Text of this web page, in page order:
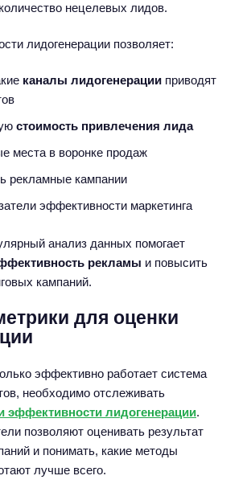
нецелевых лидов.
лидогенерации позволяет:
каналы лидогенерации приводят
стоимость привлечения лида
места в воронке продаж
рекламные кампании
эффективности маркетинга
анализ данных помогает
рекламы и повысить
кампаний.
для оценки
эффективно работает система
необходимо отслеживать
эффективности лидогенерации.
позволяют оценивать результат
и понимать, какие методы
лучше всего.